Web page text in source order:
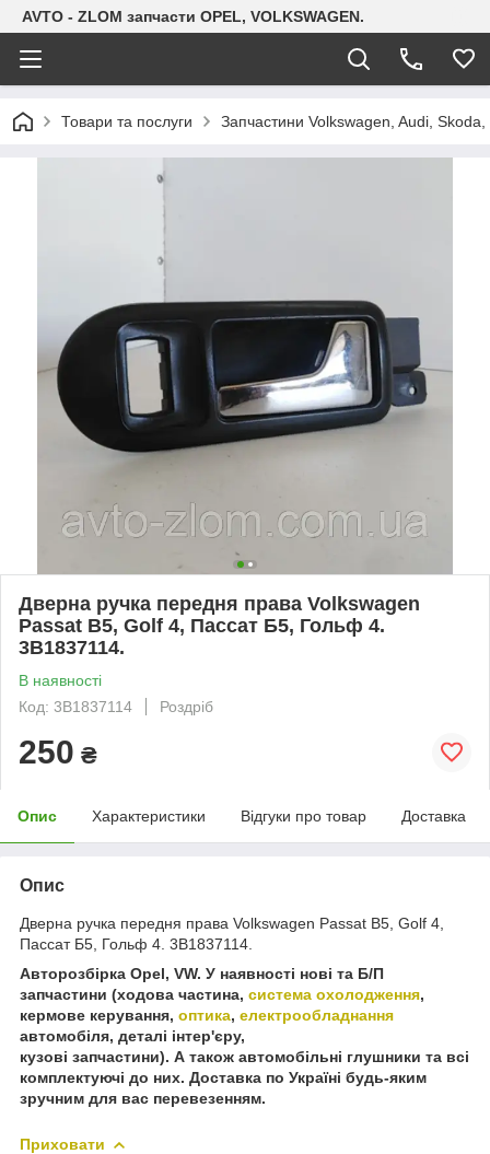
AVTO - ZLOM запчасти OPEL, VOLKSWAGEN.
Товари та послуги Запчастини Volkswagen, Audi, Skoda,
Дверна ручка передня права Volkswagen
Passat B5, Golf 4, Пассат Б5, Гольф 4.
3B1837114.
В наявності
Код: 3B1837114
Роздріб
250 ₴
Опис Характеристики Відгуки про товар Доставка
Опис
Дверна ручка передня права Volkswagen Passat B5, Golf 4,
Пассат Б5, Гольф 4. 3B1837114.
Авторозбірка Opel, VW. У наявності нові та Б/П
запчастини (ходова частина, система охолодження,
кермове керування, оптика, електрообладнання
автомобіля, деталі інтер'єру,
кузові запчастини). А також автомобільні глушники та всі
комплектуючі до них. Доставка по Україні будь-яким
зручним для вас перевезенням.
Приховати